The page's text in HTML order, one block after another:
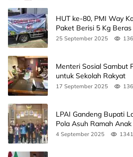
HUT ke-80, PMI Way
Paket Berisi 5 Kg Beras
25 September 2025
Menteri Sosial Sambut
untuk Sekolah Rakyat
17 September 2025
LPAI Gandeng Bupati
Pola Asuh Ramah
Ini Jadwalnya
4 September 2025 1341